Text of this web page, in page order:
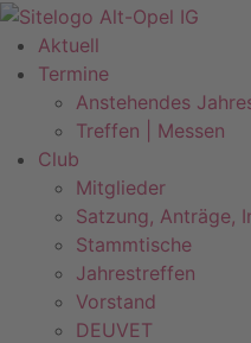
Zum
Inhalt
springen
Aktuell
Termine
Anstehendes
Treffen | Messen
Club
Mitglieder
Satzung, Anträge,
Stammtische
Jahrestreffen
Vorstand
DEUVET